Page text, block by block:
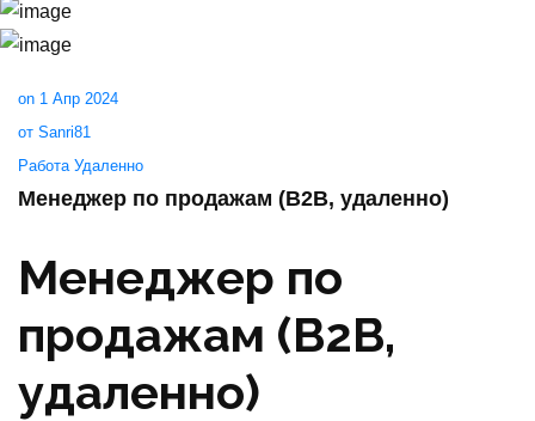
on 1 Апр 2024
от Sanri81
Работа Удаленно
Менеджер по продажам (B2B, удаленно)
Менеджер по
продажам (B2B,
удаленно)